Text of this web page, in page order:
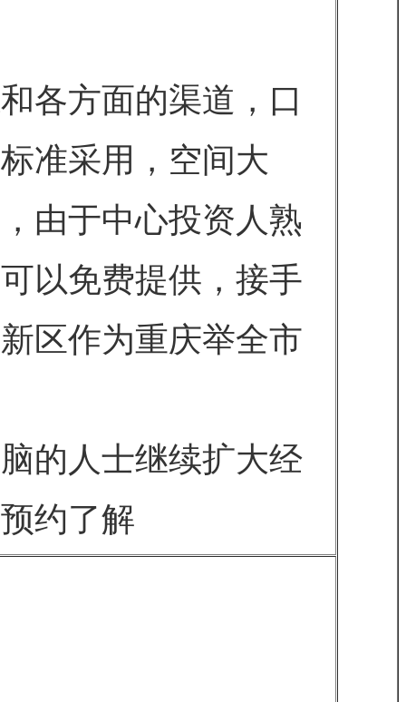
各方面的渠道，口
准采用，空间大
由于中心投资人熟
以免费提供，接手
区作为重庆举全市
的人士继续扩大经
约了解